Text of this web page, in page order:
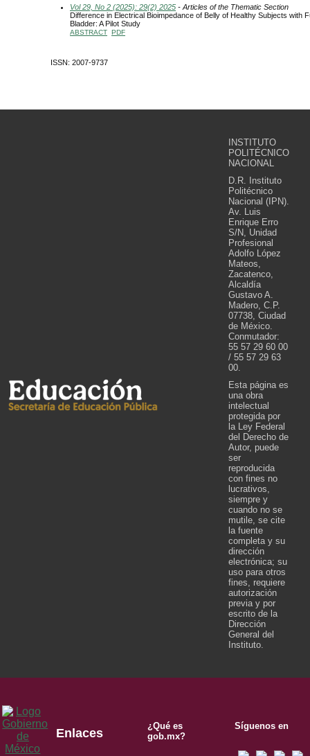
Vol 29, No 2 (2025): 29(2) 2025 - Articles of the Thematic Section
Difference in Electrical Bioimpedance of Belly of Healthy Subjects with
Bladder: A Pilot Study
ABSTRACT PDF
ISSN: 2007-9737
INSTITUTO
POLITÉCNICO
NACIONAL
D.R. Instituto
Politécnico
Nacional (IPN).
Av. Luis
Enrique Erro
S/N, Unidad
Profesional
Adolfo López
Mateos,
Zacatenco,
Alcaldía
Gustavo A.
Madero, C.P.
07738, Ciudad
de México.
Conmutador:
55 57 29 60 00
/ 55 57 29 63
00.
Esta página es
una obra
intelectual
protegida por
la Ley Federal
del Derecho de
Autor, puede
ser
reproducida
con fines no
lucrativos,
siempre y
cuando no se
mutile, se cite
la fuente
completa y su
dirección
electrónica; su
uso para otros
fines, requiere
autorización
previa y por
escrito de la
Dirección
General del
Instituto.
Enlaces
¿Qué es
gob.mx?
Síguenos en